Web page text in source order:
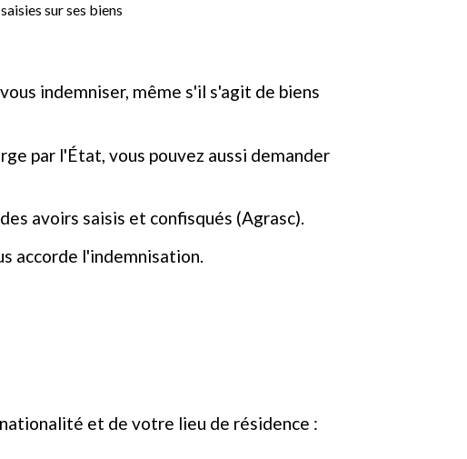
sur ses biens
indemniser, même s'il s'agit de biens
par l'État, vous pouvez aussi demander
avoirs saisis et confisqués (Agrasc).
accorde l'indemnisation.
et de votre lieu de résidence :